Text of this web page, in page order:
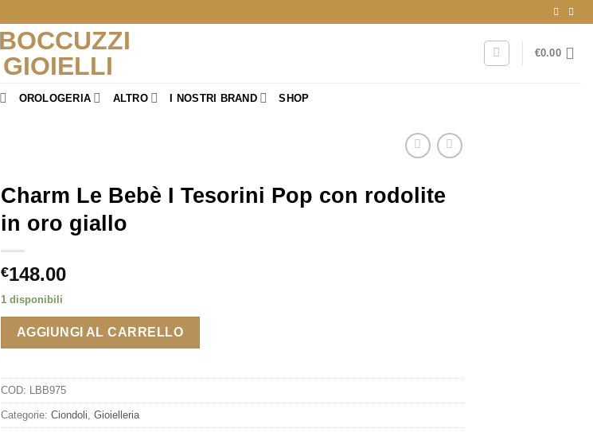
€0.00
OROLOGERIA ALTRO I NOSTRI BRAND SHOP
Charm Le Bebè I Tesorini Pop con rodolite
in oro giallo
€148.00
1 disponibili
AGGIUNGI AL CARRELLO
COD: LBB975
Categorie: Ciondoli Gioielleria